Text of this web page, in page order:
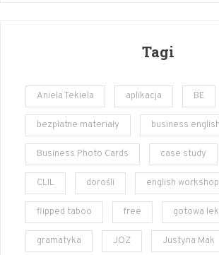
Tagi
Aniela Tekiela aplikacja BE
bezpłatne materiały business english
Business Photo Cards case study
CLIL dorośli english workshop
flipped taboo free gotowa
gramatyka JOZ Justyna Mak